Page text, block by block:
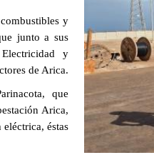
y
junto a sus
y
de Arica.
que
Arica,
éstas